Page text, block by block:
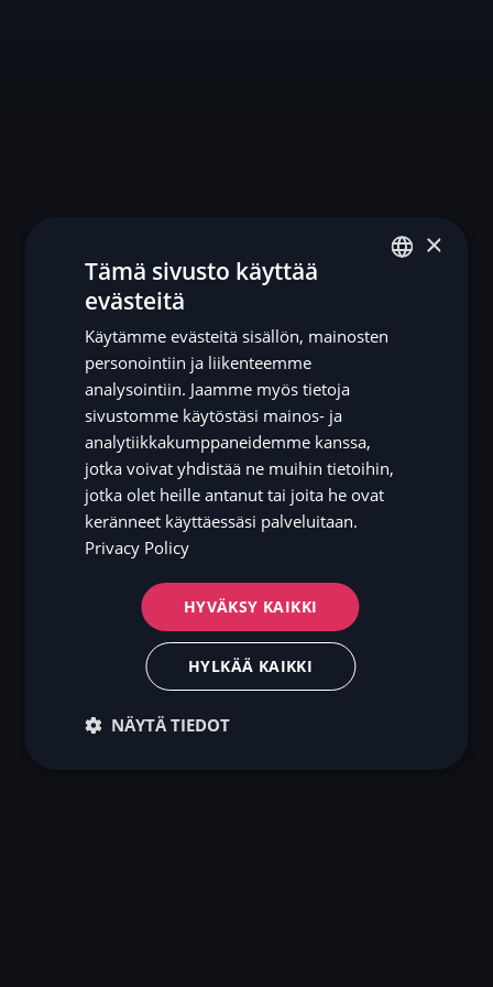
SV
×
Tämä sivusto käyttää
evästeitä
Käytämme evästeitä sisällön, mainosten
personointiin ja liikenteemme
analysointiin. Jaamme myös tietoja
sivustomme käytöstäsi mainos- ja
analytiikkakumppaneidemme kanssa,
jotka voivat yhdistää ne muihin tietoihin,
jotka olet heille antanut tai joita he ovat
keränneet käyttäessäsi palveluitaan.
Privacy Policy
HYVÄKSY KAIKKI
HYLKÄÄ KAIKKI
NÄYTÄ TIEDOT